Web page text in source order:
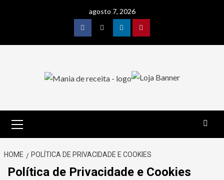
agosto 7, 2026
FacebookTwitterLinkedinPinterest
Menu
HOME POLÍTICA DE PRIVACIDADE E COOKIES
Política de Privacidade e Cookies